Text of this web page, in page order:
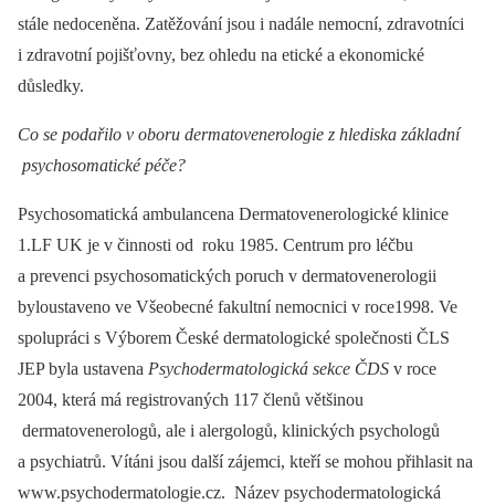
stále nedoceněna. Zatěžování jsou i nadále nemocní, zdravotníci
i zdravotní pojišťovny, bez ohledu na etické a ekonomické
důsledky.
Co se podařilo v oboru dermatovenerologie z hlediska základní
psychosomatické péče?
Psychosomatická ambulancena Dermatovenerologické klinice
1.LF UK je v činnosti od roku 1985. Centrum pro léčbu
a prevenci psychosomatických poruch v dermatovenerologii
byloustaveno ve Všeobecné fakultní nemocnici v roce1998. Ve
spolupráci s Výborem České dermatologické společnosti ČLS
JEP byla ustavena Psychodermatologická sekce ČDS v roce
2004, která má registrovaných 117 členů většinou
dermatovenerologů, ale i alergologů, klinických psychologů
a psychiatrů. Vítáni jsou další zájemci, kteří se mohou přihlasit na
www.psychodermatologie.cz. Název psychodermatologická